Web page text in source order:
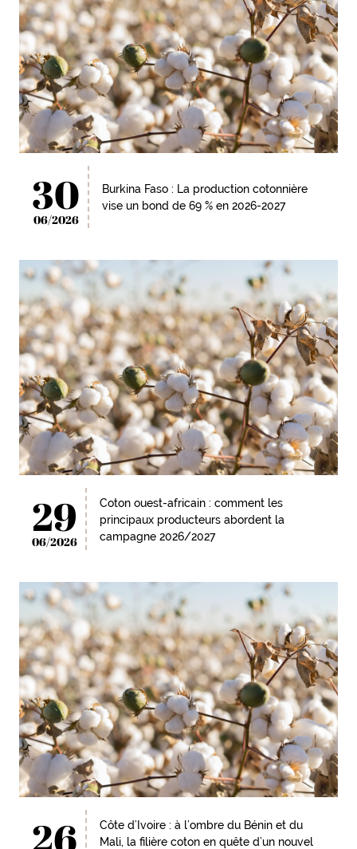
30
06/2026
Burkina Faso : La production cotonnière
vise un bond de 69 % en 2026-2027
29
06/2026
Coton ouest-africain : comment les
principaux producteurs abordent la
campagne 2026/2027
26
Côte d’Ivoire : à l’ombre du Bénin et du
Mali, la filière coton en quête d’un nouvel